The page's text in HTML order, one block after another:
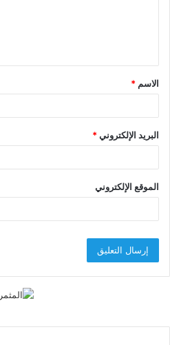
ق
*
الاسم *
البريد الإلكتروني*
الموقع الإلكتروني